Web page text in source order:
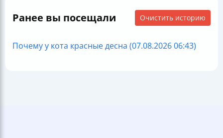
Ранее вы посещали Очистить историю
Почему у кота красные десна (07.08.2026 06:43)